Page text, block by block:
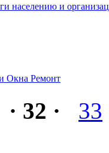
населению и
Окна Ремонт
· 32 ·
33